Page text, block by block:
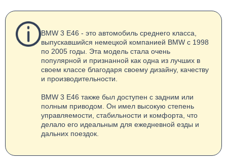
BMW 3 E46 - это автомобиль среднего класса,
выпускавшийся немецкой компанией BMW с 1998
по 2005 годы. Эта модель стала очень
популярной и признанной как одна из лучших в
своем классе благодаря своему дизайну, качеству
и производительности.
BMW 3 E46 также был доступен с задним или
полным приводом. Он имел высокую степень
управляемости, стабильности и комфорта, что
делало его идеальным для ежедневной езды и
дальних поездок.